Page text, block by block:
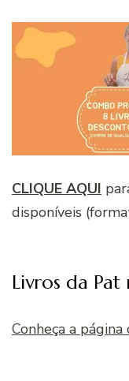
CLIQUE AQUI
disponíveis
Livros da Pat
Conheça a